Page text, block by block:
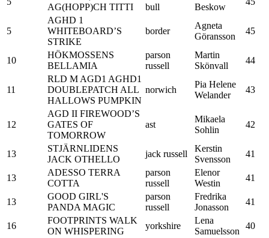
AG(HOPP)CH TITTI
bull
Beskow
5
AGHD 1
WHITEBOARD’S
STRIKE
border
Agneta
Göransson
45
10
HÖKMOSSENS
BELLAMIA
parson
russell
Martin
Skönvall
44
11
RLD M AGD1 AGHD1
DOUBLEPATCH ALL
HALLOWS PUMPKIN
norwich
Pia Helene
Welander
43
12
AGD II FIREWOOD’S
GATES OF
TOMORROW
ast
Mikaela
Sohlin
42
13
STJÄRNLIDENS
JACK OTHELLO
jack russell
Kerstin
Svensson
41
13
ADESSO TERRA
COTTA
parson
russell
Elenor
Westin
41
13
GOOD GIRL'S
PANDA MAGIC
parson
russell
Fredrika
Jonasson
41
16
FOOTPRINTS WALK
ON WHISPERING
yorkshire
Lena
Samuelsson
40